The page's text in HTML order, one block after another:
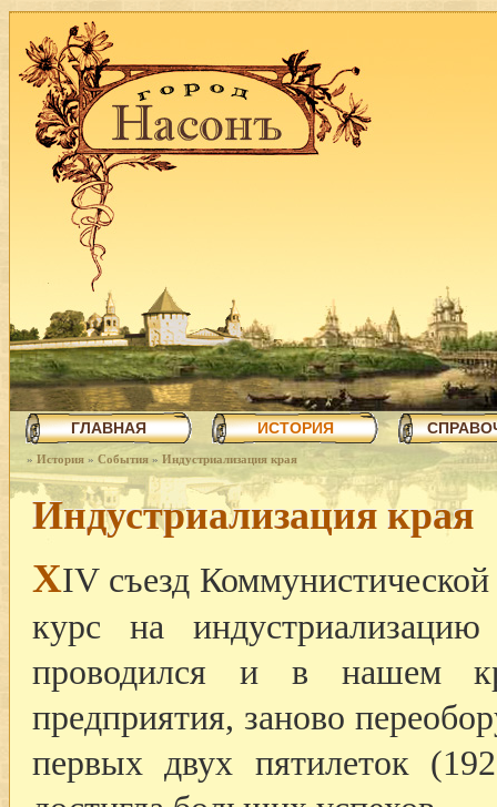
ГЛАВНАЯ ИСТОРИЯ
» История » События » Индустриализация края
Индустриализация края
XIV съезд
курс на
проводился и в нашем
предприятия, заново
первых двух пятилеток